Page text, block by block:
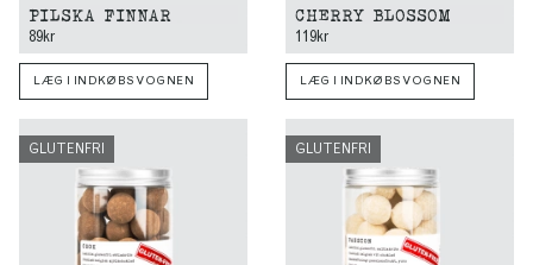
PILSKA FINNAR
89kr
LÆG I INDKØBSVOGNEN
CHERRY BLOSSOM
119kr
LÆG I INDKØBSVOGNEN
GLUTENFRI GLUTENFRI